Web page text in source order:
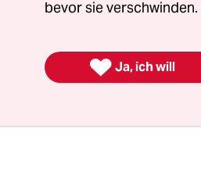
bevor sie
 Ja, ich will